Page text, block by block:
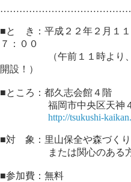
■と き：平成２２年２月１１
７：００
（午前１１時より、関
開設！）
■ところ：都久志会館４階
福岡市中央区天神４-
http://tsukushi-
■対 象：里山保全や森づくり
または関心のある方
■参加費：無料